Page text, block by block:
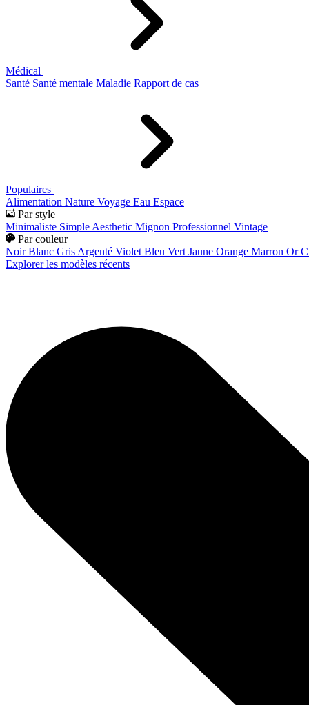
Médical
Santé Santé mentale Maladie Rapport de cas
Populaires
Alimentation Nature Voyage Eau Espace
Par style
Minimaliste Simple Aesthetic Mignon Professionnel Vintage
Par couleur
Noir Blanc Gris Argenté Violet Bleu Vert Jaune Orange Marron Or
Explorer les modèles récents